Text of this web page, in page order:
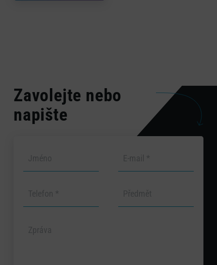
Zavolejte nebo
napište